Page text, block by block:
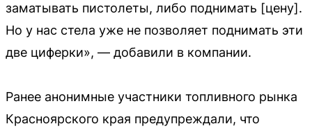
заматывать пистолеты, либо поднимать [цену].
Но у нас стела уже не позволяет поднимать эти
две циферки», — добавили в компании.
Ранее анонимные участники топливного рынка
Красноярского края предупреждали, что